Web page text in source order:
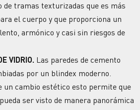
de tramas texturizadas que es más
el cuerpo y que proporciona un
armónico y casi sin riesgos de
VIDRIO. Las paredes de cemento
por un blindex moderno.
un cambio estético esto permite que
ser visto de manera panorámica